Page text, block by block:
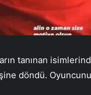
tanınan
döndü.